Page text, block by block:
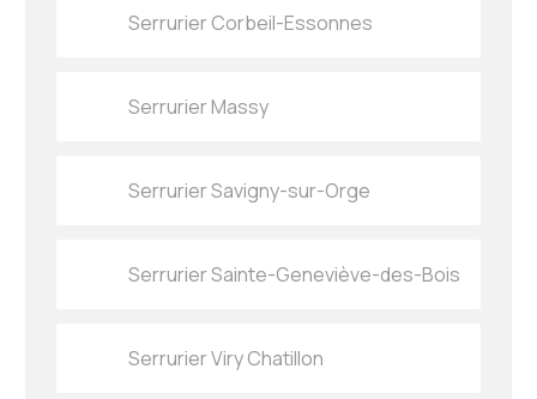
Serrurier Corbeil-Essonnes
Serrurier Massy
Serrurier Savigny-sur-Orge
Serrurier Sainte-Geneviève-des-Bois
Serrurier Viry Chatillon